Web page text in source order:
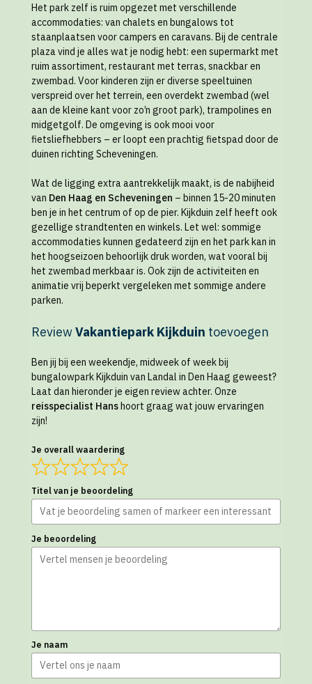
Het park zelf is ruim opgezet met verschillende
accommodaties: van chalets en bungalows tot
staanplaatsen voor campers en caravans. Bij de centrale
plaza vind je alles wat je nodig hebt: een supermarkt met
ruim assortiment, restaurant met terras, snackbar en
zwembad. Voor kinderen zijn er diverse speeltuinen
verspreid over het terrein, een overdekt zwembad (wel
aan de kleine kant voor zo’n groot park), trampolines en
midgetgolf. De omgeving is ook mooi voor
fietsliefhebbers – er loopt een prachtig fietspad door de
duinen richting Scheveningen.
Wat de ligging extra aantrekkelijk maakt, is de nabijheid
van Den Haag en Scheveningen – binnen 15-20 minuten
ben je in het centrum of op de pier. Kijkduin zelf heeft ook
gezellige strandtenten en winkels. Let wel: sommige
accommodaties kunnen gedateerd zijn en het park kan in
het hoogseizoen behoorlijk druk worden, wat vooral bij
het zwembad merkbaar is. Ook zijn de activiteiten en
animatie vrij beperkt vergeleken met sommige andere
parken.
ReviewVakantiepark Kijkduin toevoegen
Ben jij bij een weekendje, midweek of week bij
bungalowpark Kijkduin van Landal in Den Haag geweest?
Laat dan hieronder je eigen review achter. Onze
reisspecialist Hanshoort graag wat jouw ervaringen
zijn!
Je overall waardering
Titel van je beoordeling
Je beoordeling
Je naam